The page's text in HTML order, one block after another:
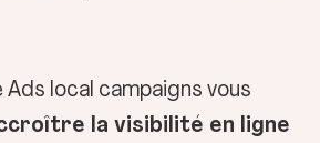
Ads local campaigns vous
la visibilité en ligne